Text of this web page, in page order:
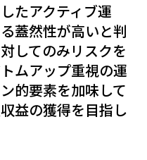
たアクティブ運
蓋然性が高いと判
してのみリスクを
ムアップ重視の運
的要素を加味して
益の獲得を目指し